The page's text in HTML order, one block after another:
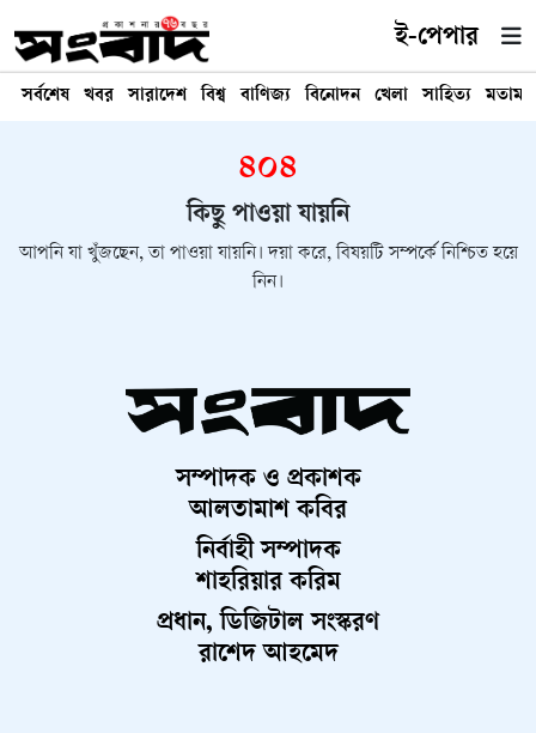
ই-পেপার
সর্বশেষ খবর সারাদেশ বিশ্ব বাণিজ্য বিনোদন খেলা সাহিত্য মতামত
৪০৪
কিছু পাওয়া যায়নি
আপনি যা খুঁজছেন, তা পাওয়া যায়নি। দয়া করে, বিষয়টি সম্পর্কে নিশ্চিত হয়ে
নিন।
সম্পাদক ও প্রকাশক
আলতামাশ কবির
নির্বাহী সম্পাদক
শাহরিয়ার করিম
প্রধান, ডিজিটাল সংস্করণ
রাশেদ আহমেদ